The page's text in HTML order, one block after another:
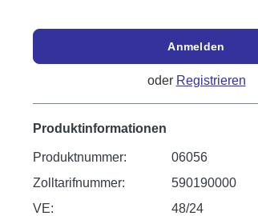
Anmelden
oder Registrieren
Produktinformationen
Produktnummer:
06056
Zolltarifnummer:
590190000
VE:
48/24